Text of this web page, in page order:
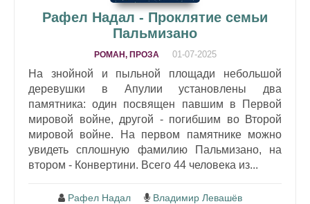
Рафел Надал - Проклятие семьи
Пальмизано
РОМАН, ПРОЗА 01-07-2025
На знойной и пыльной площади небольшой
деревушки в Апулии установлены два
памятника: один посвящен павшим в Первой
мировой войне, другой - погибшим во Второй
мировой войне. На первом памятнике можно
увидеть сплошную фамилию Пальмизано, на
втором - Конвертини. Всего 44 человека из...
Рафел Надал
Владимир Левашёв